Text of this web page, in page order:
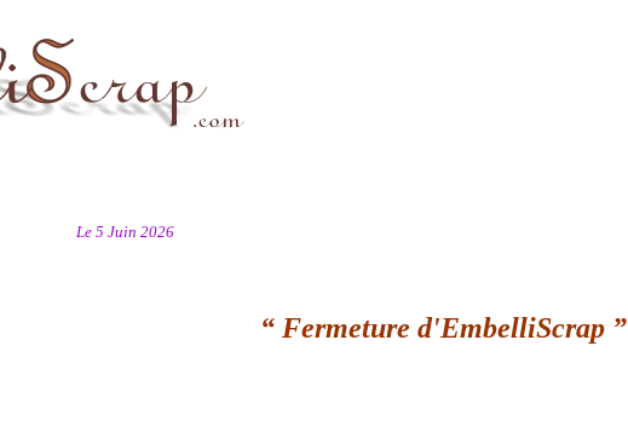
Le 5 Juin 2026
“ Fermeture d'EmbelliScrap ”